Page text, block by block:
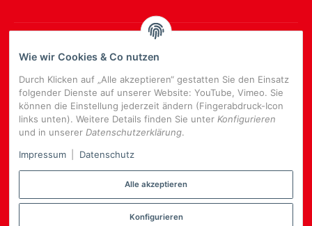
NEWSLETTER ABONNIEREN
Bitte senden Sie mir entsprechend Ihrer
Datenschutzerklärung
regelmäßig und jederzeit widerruflich Informationen zu Ihrem
Produktsortiment per E-Mail zu.
E-
Mail-
Adresse
NEWSLETTER
Wie wir Cookies & Co nutzen
Durch Klicken auf „Alle akzeptieren“ gestatten Sie den Einsatz
folgender Dienste auf unserer Website: YouTube, Vimeo. Sie
können die Einstellung jederzeit ändern (Fingerabdruck-Icon
links unten). Weitere Details finden Sie unter Konfigurieren
und in unserer Datenschutzerklärung.
Impressum
Datenschutz
Alle akzeptieren
Konfigurieren